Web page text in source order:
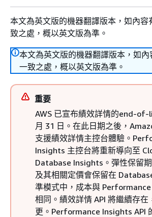
本文為英文版的機器翻譯版本，如內容
致之處，概以英文版為準。
本文為英文版的機器翻譯版本，如
一致之處，概以英文版為準。
重要
AWS 已宣布績效詳情的end-
月 31 日。在此日期之後，
支援績效詳情主控台體驗。
Insights 主控台將重新導向至
Database Insights。彈性保留期
及其相關定價會保留在
準模式中，成本與
相同。績效詳情 API 將繼續存在
更。Performance Insights API